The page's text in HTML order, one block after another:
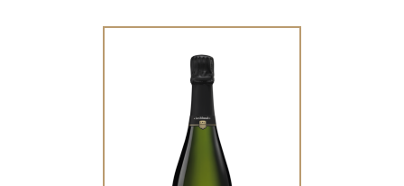
このフォームを送信することで、私は以下のことに同意し